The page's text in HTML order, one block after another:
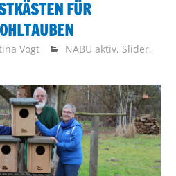
FÜR
Vogt NABU aktiv, Slider,